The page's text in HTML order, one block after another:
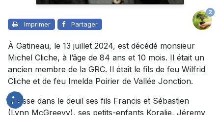
Imprimer Partager
2
À Gatineau, le 13 juillet 2024, est décédé monsieur
Michel Cliche, à l’âge de 84 ans et 10 mois. Il était un
ancien membre de la GRC. Il était le fils de feu Wilfrid
Cliche et de feu Imelda Poirier de Vallée Jonction.
Il laisse dans le deuil ses fils Francis et Sébastien
(Lynn McGreevy), ses petits-enfants Koralie, Jéremy